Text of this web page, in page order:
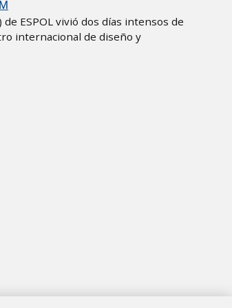
ESPOL vivió dos días intensos de
internacional de diseño y